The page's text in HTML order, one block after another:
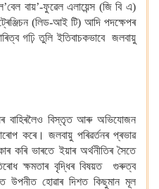
বায়’-ফুৱেল এলায়েন্স (জি বি এ)
(লিড-আই টি) আদি পদক্ষেপৰ
গঢ়ি তুলি ইতিবাচকভাবে জলবায়ু
বাহিৰলৈও বিস্তৃত আৰু অভিযোজন
কৰে। জলবায়ু পৰিৱৰ্তনৰ প্ৰভাৱ
কৰি ভাৰতে ইয়াৰ অৰ্থনীতিৰ সৈতে
ক্ষমতাৰ বৃদ্ধিৰ বিষয়ত গুৰুত্ব
হোৱাৰ দিশত কিছুমান মূল